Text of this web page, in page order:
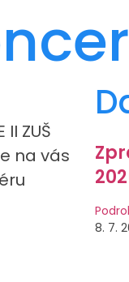
II ZUŠ
na vás
8. 7.